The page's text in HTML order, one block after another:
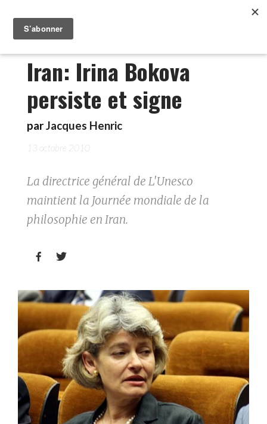
Iran: Irina Bokova
persiste et signe
parJacques Henric
13 octobre 2010
La directrice général de L'Unesco
maintient la Journée mondiale de la
philosophie en Iran.
 